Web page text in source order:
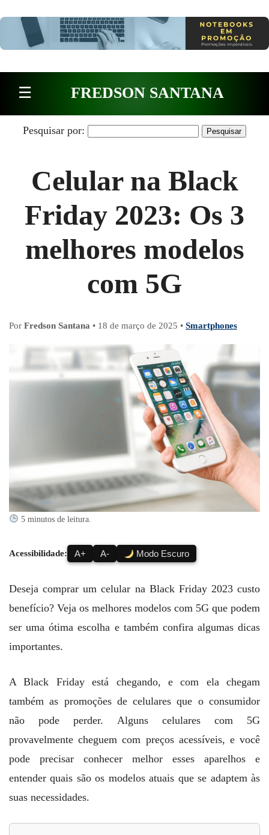
☰ FREDSON SANTANA
Pesquisar por:
Celular na Black
Friday 2023: Os 3
melhores modelos
com 5G
Por Fredson Santana • 18 de março de 2025 • Smartphones
5 minutos de leitura.
Acessibilidade: A+ A- Modo Escuro
Deseja comprar um celular na Black Friday 2023 custo
benefício? Veja os melhores modelos com 5G que podem
ser uma ótima escolha e também confira algumas dicas
importantes.
A Black Friday está chegando, e com ela chegam
também as promoções de celulares que o consumidor
não pode perder. Alguns celulares com 5G
provavelmente cheguem com preços acessíveis, e você
pode precisar conhecer melhor esses aparelhos e
entender quais são os modelos atuais que se adaptem às
suas necessidades.